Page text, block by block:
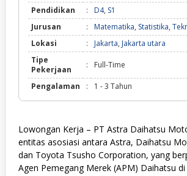
Pendidikan : D4, S1
Jurusan
: Matematika, Statistika,
Lokasi
: Jakarta, Jakarta utara
Tipe
Pekerjaan
: Full-Time
Pengalaman : 1 - 3 Tahun
Lowongan Kerja – PT Astra Daihatsu
entitas asosiasi antara Astra, Daihatsu
dan Toyota Tsusho Corporation, yang
Agen Pemegang Merek (APM) Daihatsu